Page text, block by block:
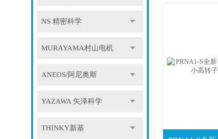
NS 精密科学
MURAYAMA村山电机
ANEOS/阿尼奥斯
YAZAWA 矢泽科学
THINKY新基